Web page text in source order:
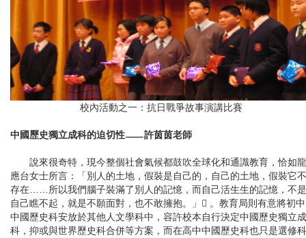
校內活動之一：抗日戰爭故事演講比賽
中國歷史獨立成科的迫切性 許茵茵老師
說來很奇特，現今整個社會氣候都鼓吹全球化和通識教育，恰如龍
應台女士所言：「別人的土地，假裝是自己的，自己的土地，假裝它不
存在……所以我們腦子裝滿了別人的記憶，而自己活生生的記憶，不是
自己瞧不起，就是不願面對，也不敢擁抱。」 。教育局則有意將初中
中國歷史科安放於其他人文學科中，容許校本自行決定中國歷史獨立成
科，抑或與世界歷史科合併等方案，而在高中中國歷史科也只是選修科